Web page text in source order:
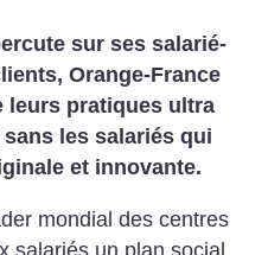
sur ses salarié-
Orange-France
leurs pratiques ultra
sans les salariés qui
et innovante.
mondial des centres
salariés un plan social